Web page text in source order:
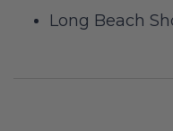
Long Beach